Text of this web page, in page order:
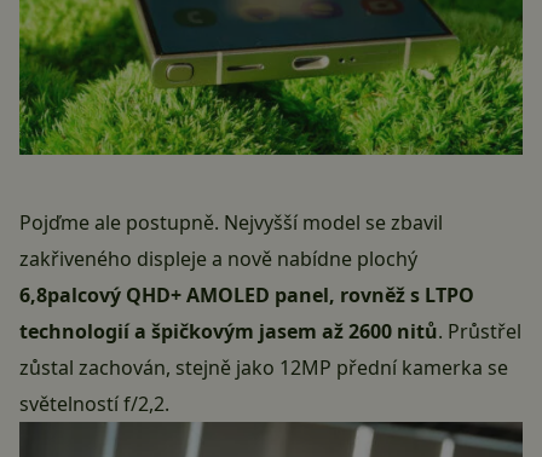
Pojďme ale postupně. Nejvyšší model se zbavil
zakřiveného displeje a nově nabídne plochý
6,8palcový QHD+ AMOLED panel, rovněž s LTPO
technologií a špičkovým jasem až 2600 nitů. Průstřel
zůstal zachován, stejně jako 12MP přední kamerka se
světelností f/2,2.